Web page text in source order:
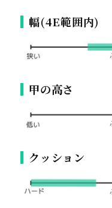
幅(4E範囲内)
甲の高さ
クッション